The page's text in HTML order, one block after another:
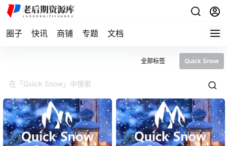
圈子 快讯 商铺 专题 文档
全部标签 Quick Snow